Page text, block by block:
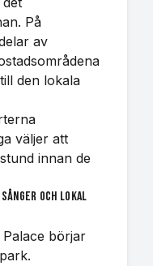
På
av
den lokala
väljer att
innan de
sånger och lokal
Palace börjar